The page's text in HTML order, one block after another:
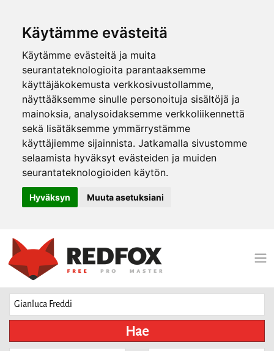
Käytämme evästeitä
Käytämme evästeitä ja muita
seurantateknologioita parantaaksemme
käyttäjäkokemusta verkkosivustollamme,
näyttääksemme sinulle personoituja sisältöjä ja
mainoksia, analysoidaksemme verkkoliikennettä
sekä lisätäksemme ymmärrystämme
käyttäjiemme sijainnista. Jatkamalla sivustomme
selaamista hyväksyt evästeiden ja muiden
seurantateknologioiden käytön.
Hyväksyn Muuta asetuksiani
Hae